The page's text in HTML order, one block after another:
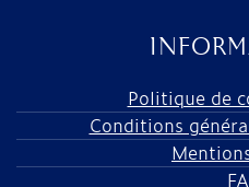
Politique de
Conditions